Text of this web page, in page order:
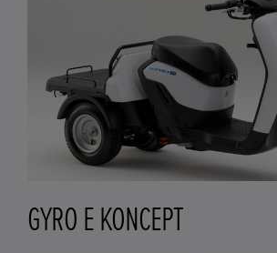
GYRO E KONCEPT